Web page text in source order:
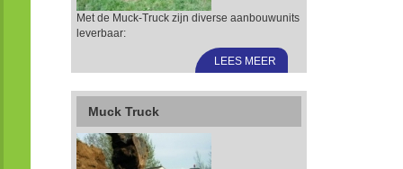
Met de Muck-Truck zijn diverse aanbouwunits
leverbaar:
LEES MEER
Muck Truck